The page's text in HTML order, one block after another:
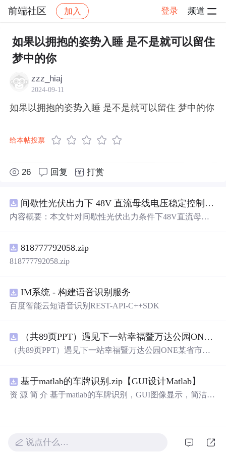
前端社区 加入 登录 频道
社区 前端社区 感慨 帖子详情
如果以拥抱的姿势入睡 是不是就可以留住
梦中的你
zzz_hiaj
2024-09-11
如果以拥抱的姿势入睡 是不是就可以留住 梦中的你
给本帖投票
26 回复 打赏
间歇性光伏出力下 48V 直流母线电压稳定控制及储能双向充放电闭环调控体系研究（Simulink仿真实现）
内容概要：本文针对间歇性光伏出力条件下48V直流母线
含光伏阵列、Boost型DC-DC变换器、双向DC-DC变换器
与锂离子电池储能系统的完整拓扑结构，结合光伏最大功
架构，集成电压外环与电流内环双闭环控制策略，确保在
光照强度波动、负载突变等动态工况下维持母线电压稳
定。在Simulink环境中搭建全系统仿真模型，验证了控制策
在无外部电网支撑下的自主运行能力和电能质量水平。; 适
合人群：具备电力电子、自动控制与新能源系统基础知识
的电气工程及相关专业研究生、科研人员，以及从事光伏
景及目标：①用于教学与科研中离网型光伏直流微网系统
的建模与仿真分析；②指导实际工程中48V直流微网的电
压稳定控制与储能协调管理方案设计；③为新能源微网中
构及其参数整定方法，深入理解系统在不同扰动工况下的
818777792058.zip
818777792058.zip
IM系统 - 构建语音识别服务
百度智能云短语音识别REST-API-C++SDK
（共89页PPT）遇见下一站幸福暨万达公园ONE某省市热气球生活艺术节活动策划方案.pptx
（共89页PPT）遇见下一站幸福暨万达公园ONE某省市热
基于matlab的车牌识别.zip【GUI设计Matlab】
资 源 简 介 基于matlab的车牌识别，GUI图像显示，简洁明
结果。识别过程采用了高效的模板匹配算法，确保识别准
确率。此外，系统提供的文件也非常齐全，让用户可以轻
说点什么…